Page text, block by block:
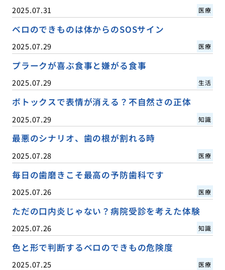
2025.07.31 医療
ベロのできものは体からのSOSサイン
2025.07.29 医療
プラークが喜ぶ食事と嫌がる食事
2025.07.29 生活
ボトックスで表情が消える？不自然さの正体
2025.07.29 知識
最悪のシナリオ、歯の根が割れる時
2025.07.28 医療
毎日の歯磨きこそ最高の予防歯科です
2025.07.26 医療
ただの口内炎じゃない？病院受診を考えた体験
2025.07.26 知識
色と形で判断するベロのできもの危険度
2025.07.25 医療